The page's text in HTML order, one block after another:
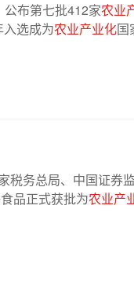
布第七批412家农业
选成为农业产业化国
税务总局、中国证券
品正式获批为农业产